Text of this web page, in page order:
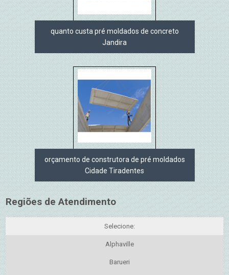
quanto custa pré moldados de concreto
Jandira
orçamento de construtora de pré moldados
Cidade Tiradentes
Regiões de Atendimento
Selecione:
Alphaville
Barueri